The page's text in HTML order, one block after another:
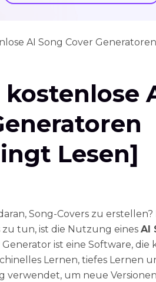
AI Song Cover
Lesen]
Song-Covers zu
zu tun, ist die Nutzung eines AI
Generator ist eine Software,
Lernen, tiefes Lernen
verwendet, um neue